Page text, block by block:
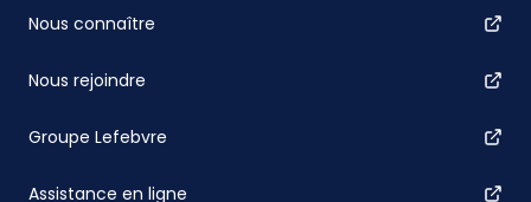
Nous connaître
Nous rejoindre
Groupe Lefebvre
Assistance en ligne